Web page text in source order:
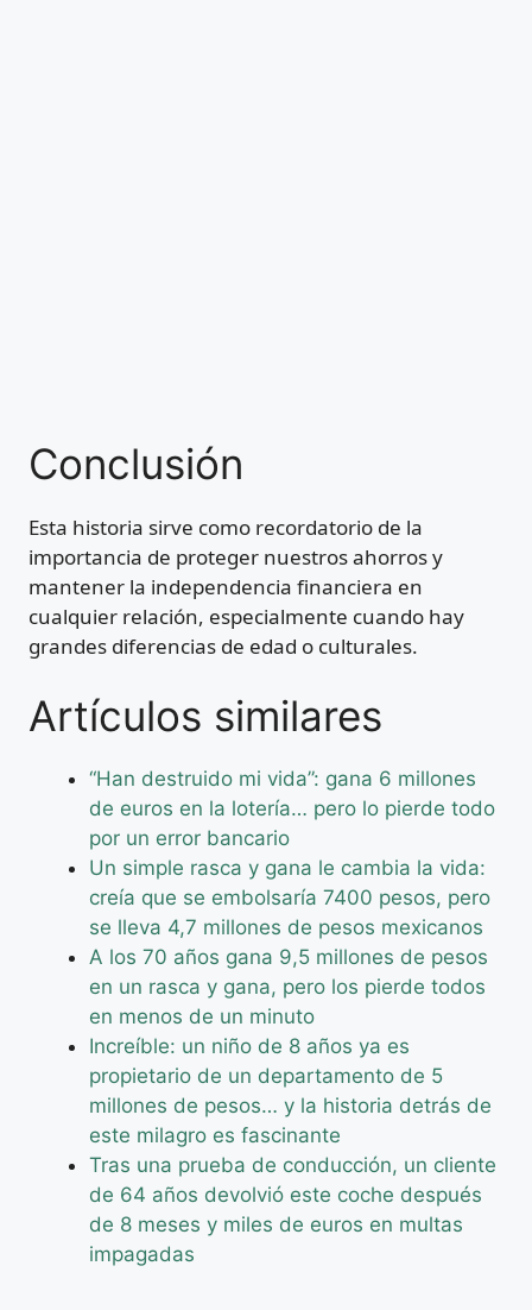
Conclusión
Esta historia sirve como recordatorio de la
importancia de proteger nuestros ahorros y
mantener la independencia financiera en
cualquier relación, especialmente cuando hay
grandes diferencias de edad o culturales.
Artículos similares
“Han destruido mi vida”: gana 6 millones
de euros en la lotería… pero lo pierde todo
por un error bancario
Un simple rasca y gana le cambia la vida:
creía que se embolsaría 7400 pesos, pero
se lleva 4,7 millones de pesos mexicanos
A los 70 años gana 9,5 millones de pesos
en un rasca y gana, pero los pierde todos
en menos de un minuto
Increíble: un niño de 8 años ya es
propietario de un departamento de 5
millones de pesos… y la historia detrás de
este milagro es fascinante
Tras una prueba de conducción, un cliente
de 64 años devolvió este coche después
de 8 meses y miles de euros en multas
impagadas